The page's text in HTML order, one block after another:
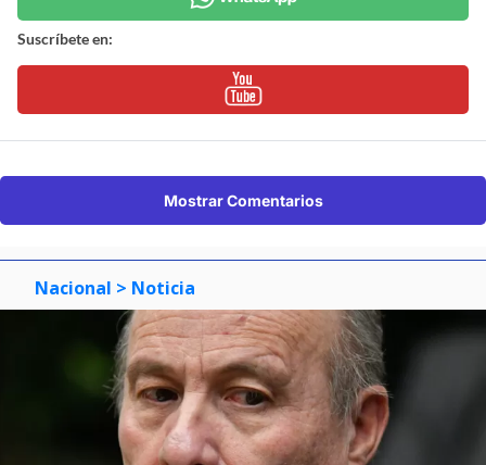
Suscríbete en:
Mostrar Comentarios
Nacional > Noticia